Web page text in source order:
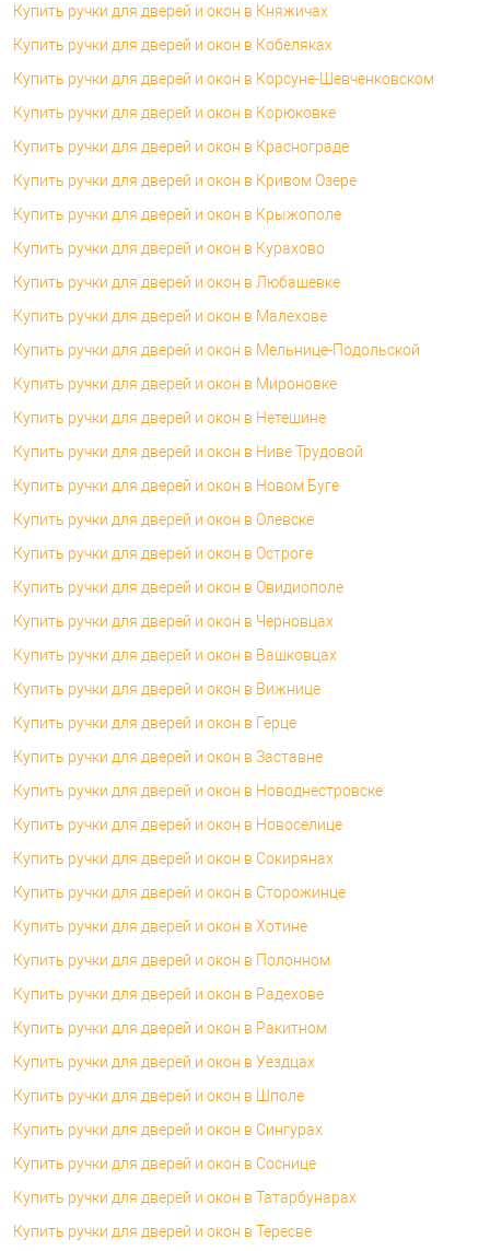
Купить ручки для дверей и окон в Княжичах
Купить ручки для дверей и окон в Кобеляках
Купить ручки для дверей и окон в Корсуне-Шевченковском
Купить ручки для дверей и окон в Корюковке
Купить ручки для дверей и окон в Краснограде
Купить ручки для дверей и окон в Кривом Озере
Купить ручки для дверей и окон в Крыжополе
Купить ручки для дверей и окон в Курахово
Купить ручки для дверей и окон в Любашевке
Купить ручки для дверей и окон в Малехове
Купить ручки для дверей и окон в Мельнице-Подольской
Купить ручки для дверей и окон в Мироновке
Купить ручки для дверей и окон в Нетешине
Купить ручки для дверей и окон в Ниве Трудовой
Купить ручки для дверей и окон в Новом Буге
Купить ручки для дверей и окон в Олевске
Купить ручки для дверей и окон в Остроге
Купить ручки для дверей и окон в Овидиополе
Купить ручки для дверей и окон в Черновцах
Купить ручки для дверей и окон в Вашковцах
Купить ручки для дверей и окон в Вижнице
Купить ручки для дверей и окон в Герце
Купить ручки для дверей и окон в Заставне
Купить ручки для дверей и окон в Новоднестровске
Купить ручки для дверей и окон в Новоселице
Купить ручки для дверей и окон в Сокирянах
Купить ручки для дверей и окон в Сторожинце
Купить ручки для дверей и окон в Хотине
Купить ручки для дверей и окон в Полонном
Купить ручки для дверей и окон в Радехове
Купить ручки для дверей и окон в Ракитном
Купить ручки для дверей и окон в Уездцах
Купить ручки для дверей и окон в Шполе
Купить ручки для дверей и окон в Сингурах
Купить ручки для дверей и окон в Соснице
Купить ручки для дверей и окон в Татарбунарах
Купить ручки для дверей и окон в Тересве